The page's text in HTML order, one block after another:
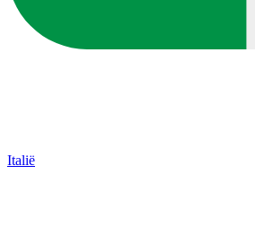
Italië